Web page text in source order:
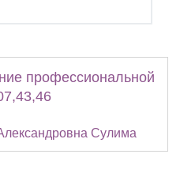
профессиональной
Сулима